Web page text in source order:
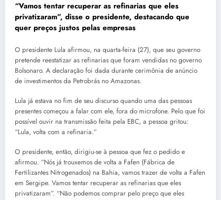
“Vamos tentar recuperar as refinarias que eles
privatizaram”, disse o presidente, destacando que
quer preços justos pelas empresas
O presidente Lula afirmou, na quarta-feira (27), que seu governo
pretende reestatizar as refinarias que foram vendidas no governo
Bolsonaro. A declaração foi dada durante cerimônia de anúncio
de investimentos da Petrobrás no Amazonas.
Lula já estava no fim de seu discurso quando uma das pessoas
presentes começou a falar com ele, fora do microfone. Pelo que foi
possível ouvir na transmissão feita pela EBC, a pessoa gritou:
“Lula, volta com a refinaria.”
O presidente, então, dirigiu-se à pessoa que fez o pedido e
afirmou. “Nós já trouxemos de volta a Fafen (Fábrica de
Fertilizantes Nitrogenados) na Bahia, vamos trazer de volta a Fafen
em Sergipe. Vamos tentar recuperar as refinarias que eles
privatizaram”. “Não podemos comprar pelo preço que eles